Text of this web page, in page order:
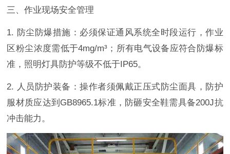
三、作业现场安全管理
1. 防尘防爆措施：必须保证通风系统全时段运行，作业
区粉尘浓度需低于4mg/m³；所有电气设备应符合防爆标
准，照明灯具防护等级不低于IP65。
2. 人员防护装备：操作者须佩戴正压式防尘面具，防护
服材质应达到GB8965.1标准，防砸安全鞋需具备200J抗
冲击能力。